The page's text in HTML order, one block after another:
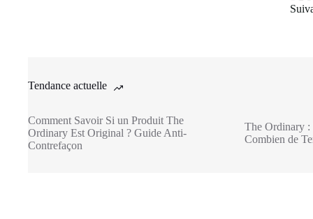
Tendance actuelle
Comment Savoir Si un Produit The
Ordinary Est Original ? Guide Anti-
Contrefaçon
The Ordinary :
Combien de